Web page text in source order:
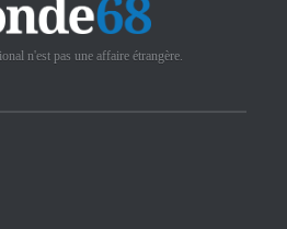
n'est pas une affaire étrangère.